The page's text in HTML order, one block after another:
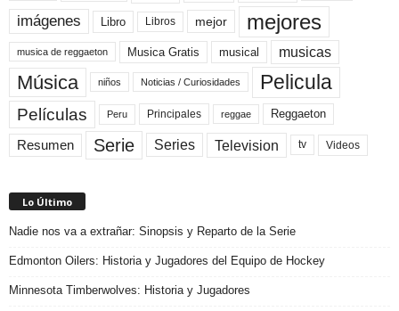
imágenes Libro Libros mejor mejores
musica de reggaeton Musica Gratis musical musicas
Música niños Noticias / Curiosidades Pelicula
Películas Peru Principales reggae Reggaeton
Resumen Serie Series Television tv Videos
Lo Último
Nadie nos va a extrañar: Sinopsis y Reparto de la Serie
Edmonton Oilers: Historia y Jugadores del Equipo de Hockey
Minnesota Timberwolves: Historia y Jugadores